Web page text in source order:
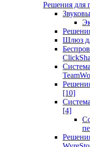
Решения для
Шлюз
[10]
[4]